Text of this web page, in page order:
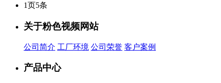
1页5条
关于粉色视频网站
公司简介 工厂环境 公司荣誉 客户案例
产品中心